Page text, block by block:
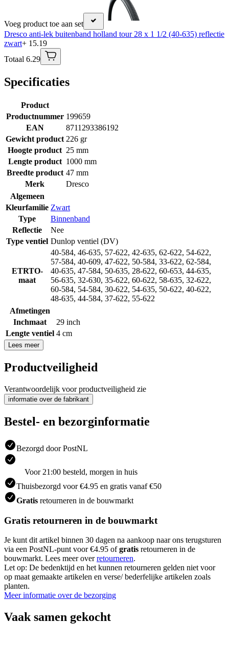
Voeg product toe aan set
Dresco anti-lek buitenband holland tour 28 x 1 1/2 (40-635) reflectie
zwart+ 15.19
Totaal 6.29
Specificaties
Product
Productnummer 199659
EAN
8711293386192
Gewicht product 226 gr
Hoogte product 25 mm
Lengte product 1000 mm
Breedte product 47 mm
Merk
Dresco
Algemeen
Kleurfamilie Zwart
Type
Binnenband
Reflectie
Nee
Type ventiel Dunlop ventiel (DV)
ETRTO-
maat
40-584, 46-635, 57-622, 42-635, 62-622, 54-622,
57-584, 40-609, 47-622, 50-584, 33-622, 62-584,
40-635, 47-584, 50-635, 28-622, 60-653, 44-635,
56-635, 32-630, 35-622, 60-622, 58-635, 32-622,
60-584, 54-584, 30-622, 54-635, 50-622, 40-622,
48-635, 44-584, 37-622, 55-622
Afmetingen
Inchmaat
29 inch
Lengte ventiel 4 cm
Lees meer
Productveiligheid
Verantwoordelijk voor productveiligheid zie
informatie over de fabrikant
Bestel- en bezorginformatie
Bezorgd door PostNL
Voor 21:00 besteld, morgen in huis
Thuisbezorgd voor €4.95 en gratis vanaf €50
Gratis retourneren in de bouwmarkt
Gratis retourneren in de bouwmarkt
Je kunt dit artikel binnen 30 dagen na aankoop naar ons terugsturen
via een PostNL-punt voor €4.95 ofgratis retourneren in de
bouwmarkt. Lees meer overretourneren.
Let op: De bedenktijd en het kunnen retourneren gelden niet voor
op maat gemaakte artikelen en verse/ bederfelijke artikelen zoals
planten.
Meer informatie over de bezorging
Vaak samen gekocht